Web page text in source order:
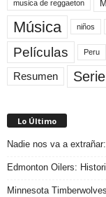
musica de reggaeton
Música niños
Películas Peru
Resumen Serie
Lo Último
Nadie nos va a
Edmonton Oilers:
Minnesota